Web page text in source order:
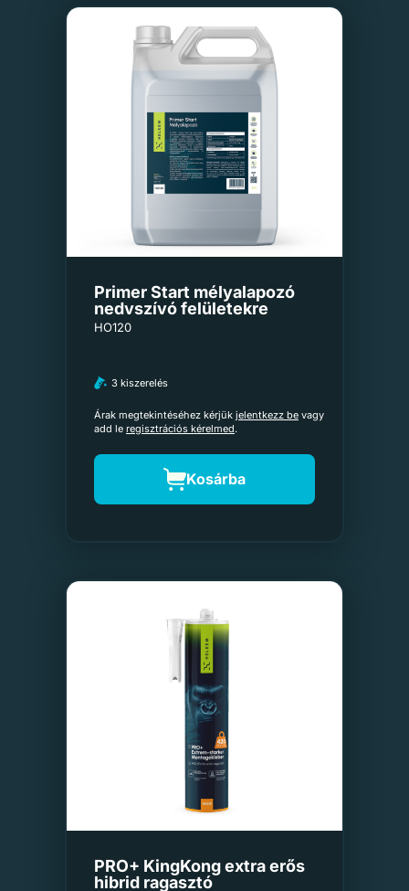
Primer Start mélyalapozó
nedvszívó felületekre
HO120
3 kiszerelés
Árak megtekintéséhez kérjük jelentkezz be vagy
add le regisztrációs kérelmed.
Kosárba
PRO+ KingKong extra erős
hibrid ragasztó